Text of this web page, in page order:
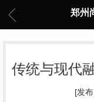
郑州
传统与现代
[发